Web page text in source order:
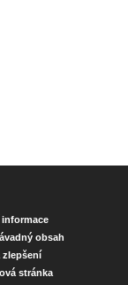
obsah
zlepšení
stránka